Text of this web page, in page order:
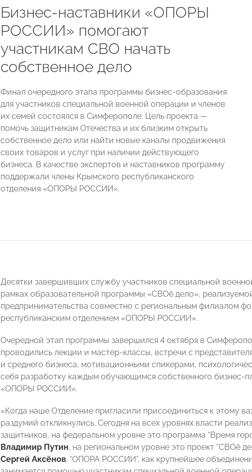
Бизнес-наставники «ОПОРЫ
РОССИИ» помогают
участникам СВО начать
собственное дело
Финал очередного этапа программы бизнес-образования
для участников специальной военной операции и членов
их семей состоялся в Симферополе. Цель проекта —
помочь защитникам Отечества и их близким открыть
собственное дело или найти новые каналы продвижения
своих товаров и услуг при наличии действующего
бизнеса. В качестве экспертов и наставников программу
поддержали члены Крымского республиканского
отделения «ОПОРЫ РОССИИ».
Десятки завершивших службу участников специальной
рамках образовательной программы «СВОё дело»,
предпринимательства совместно с региональным филиалом
республиканским отделением «ОПОРЫ РОССИИ».
Очередной этап программы завершился 4 октября в
проводились лекции и мастер-классы, встречи с
и среднего бизнеса, мотивационными спикерами,
себя разработку каждым обучающимся собственного бизнес-
«ОПОРЫ РОССИИ».
«Когда наше Отделение пригласили присоединиться к этому
раздумий откликнулись. Сегодня на всех уровнях власти
защитников, на федеральном уровне это программа “Время
Владимир Путин, на региональном уровне это проект “СВОё
Сергей Аксёнов. “ОПОРА РОССИИ”, как крупнейшее